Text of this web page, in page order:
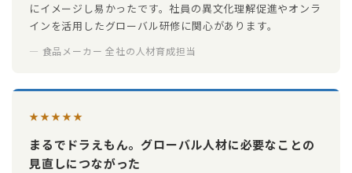
にイメージし易かったです。社員の異文化理解促進やオンラ
インを活用したグローバル研修に関心があります。
— 食品メーカー 全社の人材育成担当
★★★★★
まるでドラえもん。グローバル人材に必要なことの
見直しにつながった